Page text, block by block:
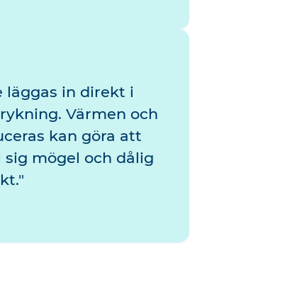
läggas in direkt i
Värmen och
kan göra att
mögel och dålig